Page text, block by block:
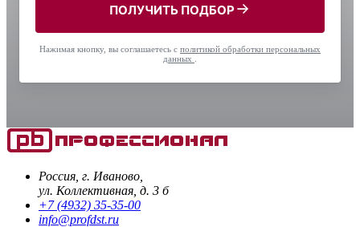
ПОЛУЧИТЬ ПОДБОР
Нажимая кнопку, вы соглашаетесь с политикой обработки персональных
данных
Россия, г. Иваново,
ул. Коллективная, д. 3 б
+7 (4932) 35-35-00
info@profdst.ru